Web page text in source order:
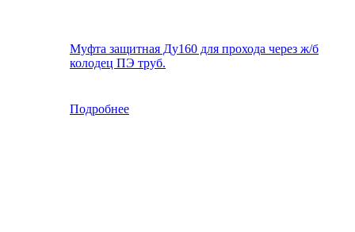
Муфта защитная Ду160 для прохода через ж/б
колодец ПЭ труб.
Подробнее